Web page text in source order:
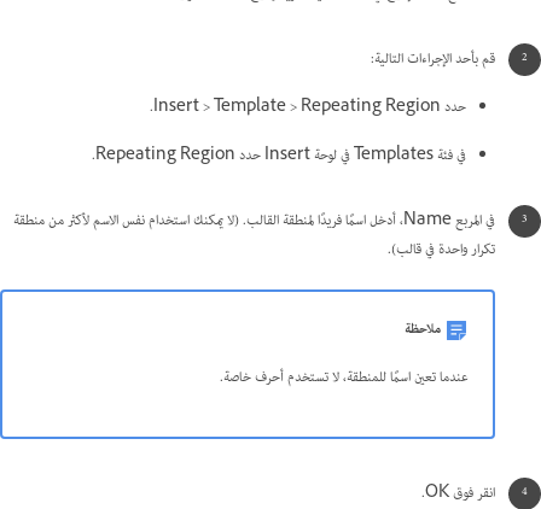
قم بأحد الإجراءات التالية:
حدد Insert > Template > Repeating Region.
في فئة Templates في لوحة Insert حدد Repeating Region.
في المربع Name، أدخل اسمًا فريدًا لمنطقة القالب. (لا يمكنك استخدام نفس الاسم لأكثر من منطقة
تكرار واحدة في قالب).
ملاحظة
عندما تعين اسمًا للمنطقة، لا تستخدم أحرف خاصة.
انقر فوق OK.